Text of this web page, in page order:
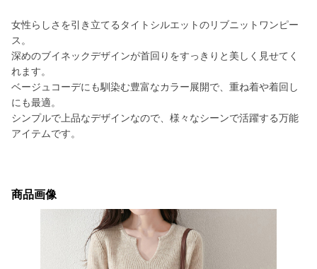
女性らしさを引き立てるタイトシルエットのリブニットワンピー
ス。
深めのブイネックデザインが首回りをすっきりと美しく見せてく
れます。
ベージュコーデにも馴染む豊富なカラー展開で、重ね着や着回し
にも最適。
シンプルで上品なデザインなので、様々なシーンで活躍する万能
アイテムです。
商品画像